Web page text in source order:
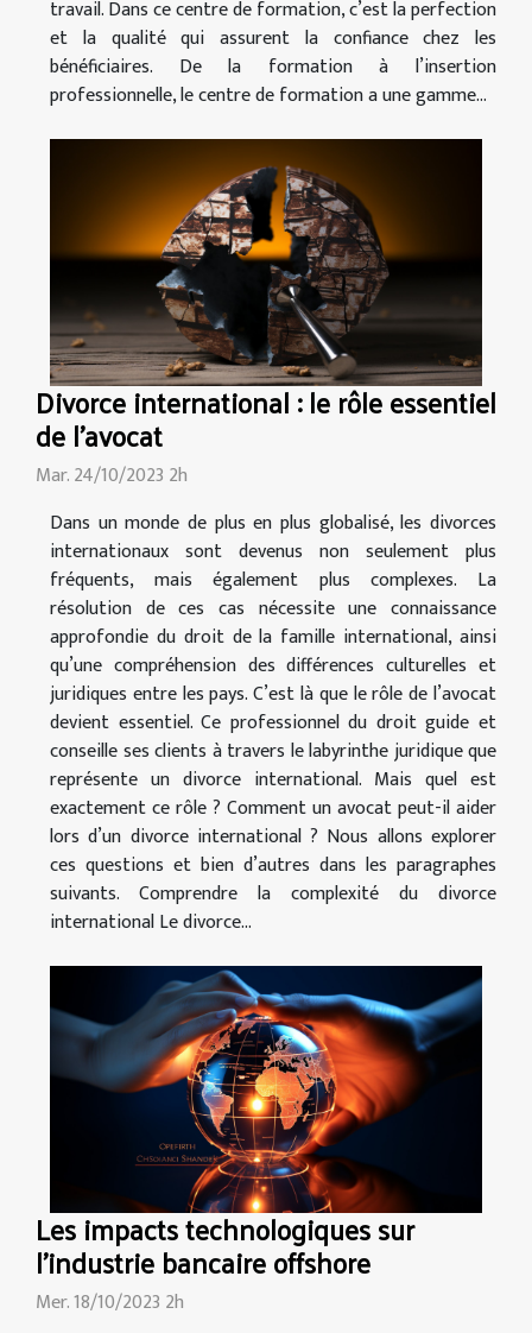
travail. Dans ce centre de formation, c’est la perfection
et la qualité qui assurent la confiance chez les
bénéficiaires. De la formation à l’insertion
professionnelle, le centre de formation a une gamme...
Divorce international : le rôle essentiel
de l'avocat
Mar. 24/10/2023 2h
Dans un monde de plus en plus globalisé, les divorces
internationaux sont devenus non seulement plus
fréquents, mais également plus complexes. La
résolution de ces cas nécessite une connaissance
approfondie du droit de la famille international, ainsi
qu’une compréhension des différences culturelles et
juridiques entre les pays. C’est là que le rôle de l’avocat
devient essentiel. Ce professionnel du droit guide et
conseille ses clients à travers le labyrinthe juridique que
représente un divorce international. Mais quel est
exactement ce rôle ? Comment un avocat peut-il aider
lors d’un divorce international ? Nous allons explorer
ces questions et bien d’autres dans les paragraphes
suivants. Comprendre la complexité du divorce
international Le divorce...
Les impacts technologiques sur
l'industrie bancaire offshore
Mer. 18/10/2023 2h